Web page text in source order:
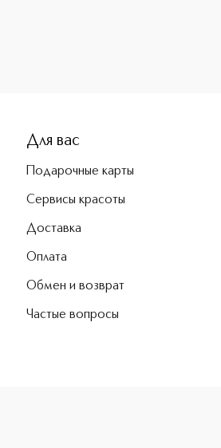
Для вас
Подарочные карты
Сервисы красоты
Доставка
Оплата
Обмен и возврат
Частые вопросы